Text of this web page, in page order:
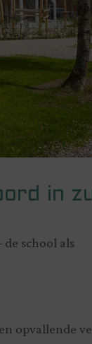
in
school als
opvallende